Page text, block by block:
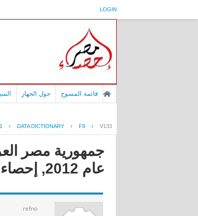
LOGIN
قائمة المسوح حول الجهاز
› DATA DICTIONARY › F9 › V133
جمهورية مصر
عام 2012, إحصاءات نقل االبضائع و الركاب فى قطاع النقل النهرى عام 2012
refno